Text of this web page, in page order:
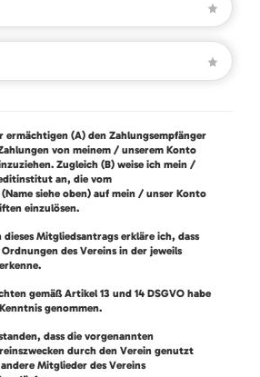
(A) den Zahlungsempfänger
von meinem / unserem Konto
Zugleich (B) weise ich mein /
an, die vom
siehe oben) auf mein / unser Konto
einzulösen.
dieses Mitgliedsantrags erkläre ich, dass
des Vereins in der jeweils
gemäß Artikel 13 und 14 DSGVO habe
genommen.
dass die vorgenannten
durch den Verein genutzt
Mitglieder des Vereins